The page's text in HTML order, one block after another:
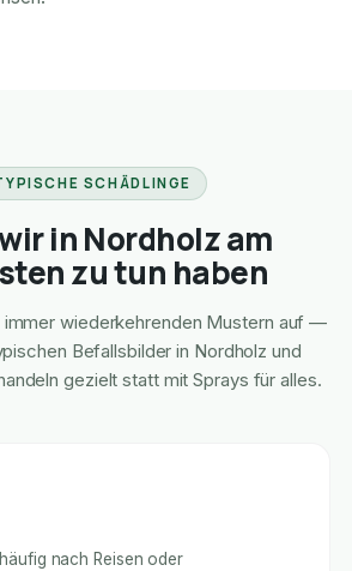
SCHÄDLINGE
in Nordholz am
zu tun haben
immer wiederkehrenden Mustern auf —
Befallsbilder in Nordholz und
gezielt statt mit Sprays für alles.
nach Reisen oder